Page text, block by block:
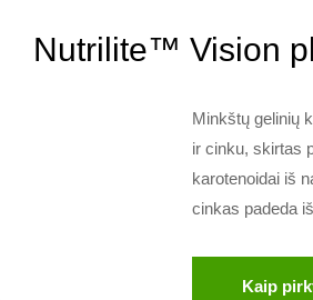
Nutrilite™ Vision
Minkštų gelinių
ir cinku, skirtas
karotenoidai iš
cinkas padeda
Kaip